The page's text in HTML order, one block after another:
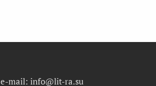
e-mail: info@lit-ra.su